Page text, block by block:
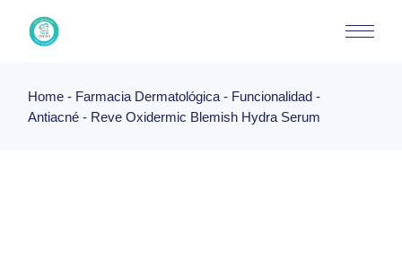
content
Home Farmacia Dermatológica
Funcionalidad
Antiacné
Reve Oxidermic Blemish Hydra Serum